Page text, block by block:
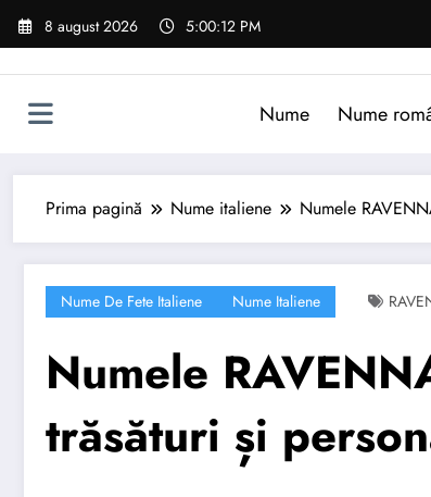
Sari
8 august 2026 5:00:13 PM
Nume Nume
Prima pagină Nume italiene Numele
Nume De Fete Italiene Nume Italiene
Numele
trăsături și